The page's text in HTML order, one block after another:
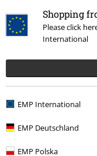
Shopping
Please click
International
EMP International
EMP Deutschland
EMP Polska
Passform
Weite
zu eng